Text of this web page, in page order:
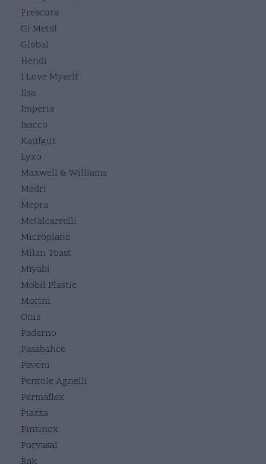
Frescura
Gi Metal
Global
Hendi
I Love Myself
Ilsa
Imperia
Isacco
Kaufgut
Lyxo
Maxwell & Williams
Medri
Mepra
Metalcarrelli
Microplane
Milan Toast
Miyabi
Mobil Plastic
Morini
Onis
Paderno
Pasabahce
Pavoni
Pentole Agnelli
Permaflex
Piazza
Pintinox
Porvasal